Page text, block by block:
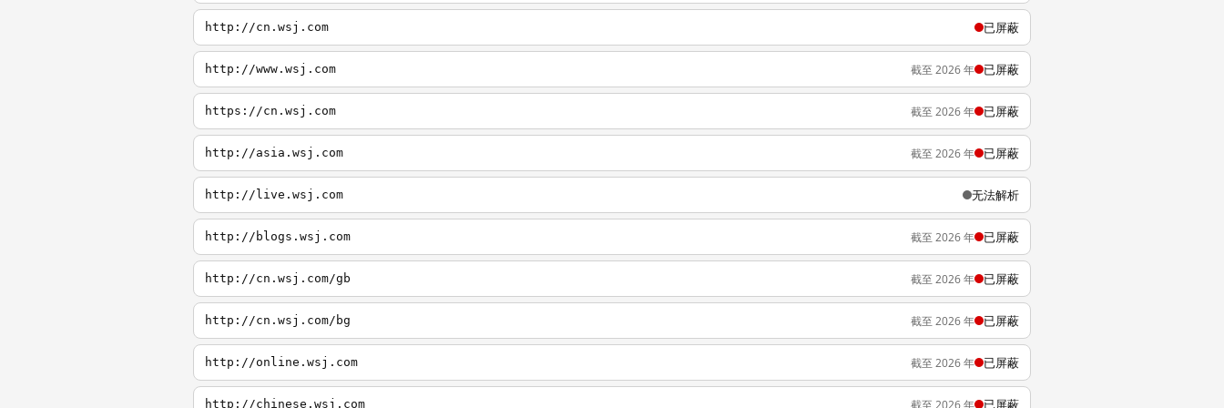
http://cn.wsj.com 已屏蔽
http://www.wsj.com 截至 2026 年 已屏蔽
https://cn.wsj.com 截至 2026 年 已屏蔽
http://asia.wsj.com 截至 2026 年 已屏蔽
http://live.wsj.com 无法解析
http://blogs.wsj.com 截至 2026 年 已屏蔽
http://cn.wsj.com/gb 截至 2026 年 已屏蔽
http://cn.wsj.com/bg 截至 2026 年 已屏蔽
http://online.wsj.com 截至 2026 年 已屏蔽
http://chinese.wsj.com 截至 2026 年 已屏蔽